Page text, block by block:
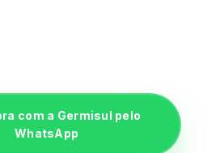
com a Germisul pelo
WhatsApp